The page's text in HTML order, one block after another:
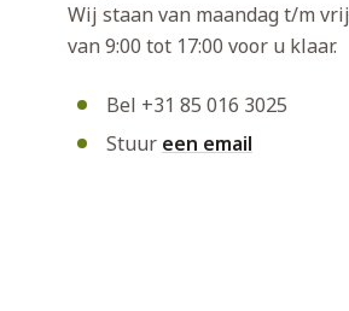
Wij staan van maandag t/m
van 9:00 tot 17:00 voor u klaar.
Bel +31 85 016 3025
Stuur een email